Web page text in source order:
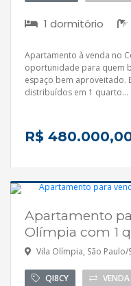
1 dormitório
Apartamento à venda no
oportunidade para quem
espaço bem aproveitado.
distribuídos em 1 quarto...
R$
Apartamento
Olímpia com 1
Vila Olímpia, São Paulo/
QI8CY VENDA